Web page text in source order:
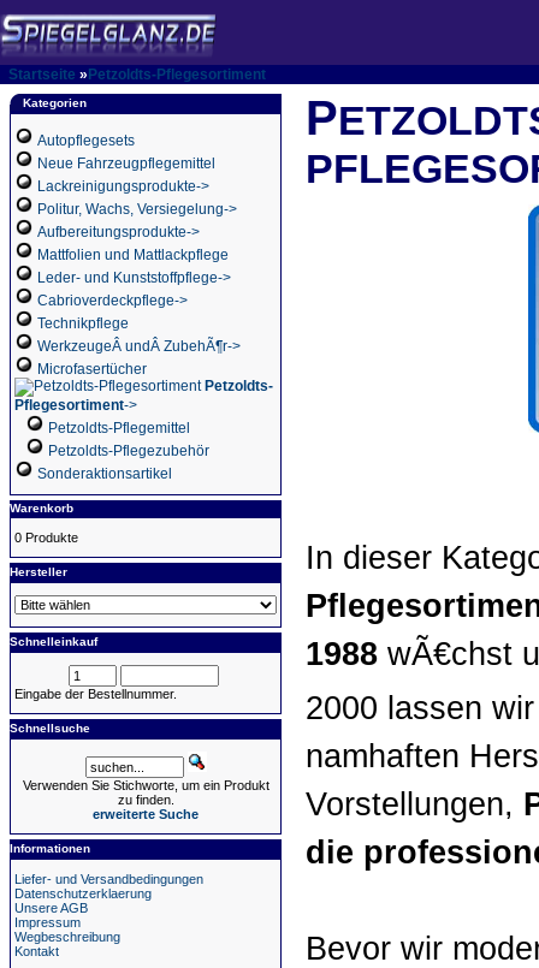
Startseite » Petzoldts-Pflegesortiment
Kategorien
Autopflegesets
Neue Fahrzeugpflegemittel
Lackreinigungsprodukte->
Politur, Wachs, Versiegelung->
Aufbereitungsprodukte->
Mattfolien und Mattlackpflege
Leder- und Kunststoffpflege->
Cabrioverdeckpflege->
Technikpflege
WerkzeugeÂ undÂ ZubehÃ¶r->
Microfasertücher
Petzoldts-
Pflegesortiment->
Petzoldts-Pflegemittel
Petzoldts-Pflegezubehör
Sonderaktionsartikel
Warenkorb
0 Produkte
Hersteller
Schnelleinkauf
Eingabe der Bestellnummer.
Schnellsuche
Verwenden Sie Stichworte, um ein Produkt
zu finden.
erweiterte Suche
Informationen
Liefer- und Versandbedingungen
Datenschutzerklaerung
Unsere AGB
Impressum
Wegbeschreibung
Kontakt
P
In dieser
1988 wÃ€chst
2000 lassen
namhaften
Vorstellungen,
die
Bevor wir